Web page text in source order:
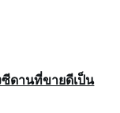
ซีดานที่ขายดีเป็น